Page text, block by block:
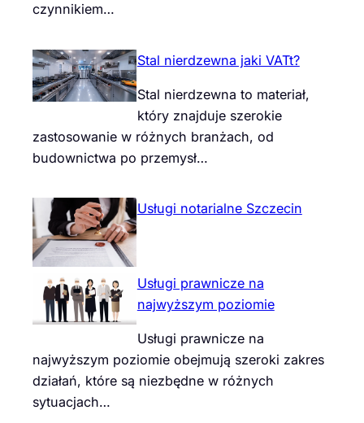
czynnikiem…
Stal nierdzewna jaki VATt?
Stal nierdzewna to materiał,
który znajduje szerokie
zastosowanie w różnych branżach, od
budownictwa po przemysł…
Usługi notarialne Szczecin
Usługi prawnicze na
najwyższym poziomie
Usługi prawnicze na
najwyższym poziomie obejmują szeroki zakres
działań, które są niezbędne w różnych
sytuacjach…